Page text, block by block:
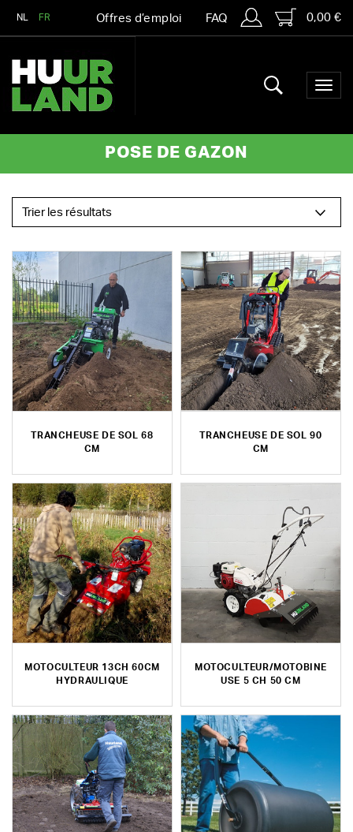
NL FR Offres d’emploi FAQ 0,00 €
POSE DE GAZON
TRANCHEUSE DE SOL 68
CM
TRANCHEUSE DE SOL 90
CM
MOTOCULTEUR 13CH 60CM
HYDRAULIQUE
MOTOCULTEUR/MOTOBINE
USE 5 CH 50 CM